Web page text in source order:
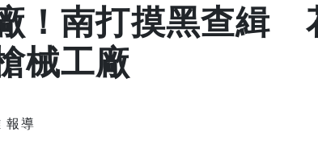
！南打摸黑查緝
械工廠
報導